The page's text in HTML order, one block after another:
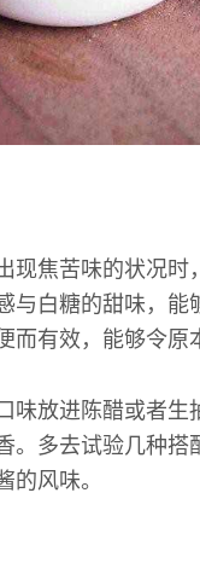
现焦苦味的状况
与白糖的甜味，
而有效，能够令原
味放进陈醋或者
多去试验几种搭
的风味。